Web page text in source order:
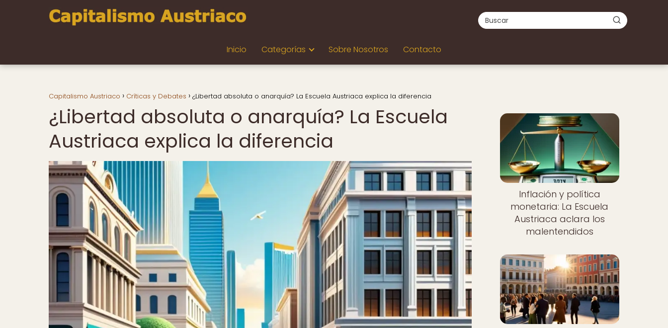
Inicio Categorías Sobre Nosotros Contacto
Capitalismo Austriaco Críticas y Debates ¿Libertad absoluta o anarquía? La Escuela Austriaca explica la diferencia
¿Libertad absoluta o anarquía? La Escuela
Austriaca explica la diferencia
Inflación y política
monetaria: La Escuela
Austriaca aclara los
malentendidos